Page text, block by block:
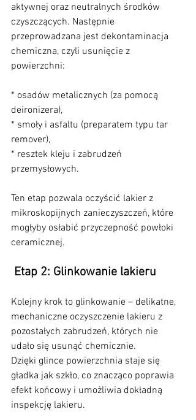
aktywnej oraz neutralnych środków
czyszczących. Następnie
przeprowadzana jest dekontaminacja
chemiczna, czyli usunięcie z
powierzchni:
* osadów metalicznych (za pomocą
deironizera),
* smoły i asfaltu (preparatem typu tar
remover),
* resztek kleju i zabrudzeń
przemysłowych.
Ten etap pozwala oczyścić lakier z
mikroskopijnych zanieczyszczeń, które
mogłyby osłabić przyczepność powłoki
ceramicznej.
Etap 2: Glinkowanie lakieru
Kolejny krok to glinkowanie – delikatne,
mechaniczne oczyszczenie lakieru z
pozostałych zabrudzeń, których nie
udało się usunąć chemicznie.
Dzięki glince powierzchnia staje się
gładka jak szkło, co znacząco poprawia
efekt końcowy i umożliwia dokładną
inspekcję lakieru.